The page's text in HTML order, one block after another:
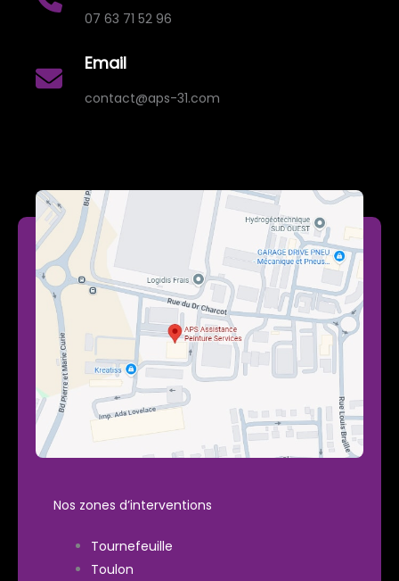
07 63 71 52 96
Email
contact@aps-31.com
Nos zones d’interventions
Tournefeuille
Toulon